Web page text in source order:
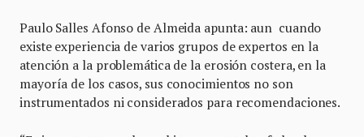
Paulo Salles Afonso de Almeida apunta: aun cuando
existe experiencia de varios grupos de expertos en la
atención a la problemática de la erosión costera, en la
mayoría de los casos, sus conocimientos no son
instrumentados ni considerados para recomendaciones.